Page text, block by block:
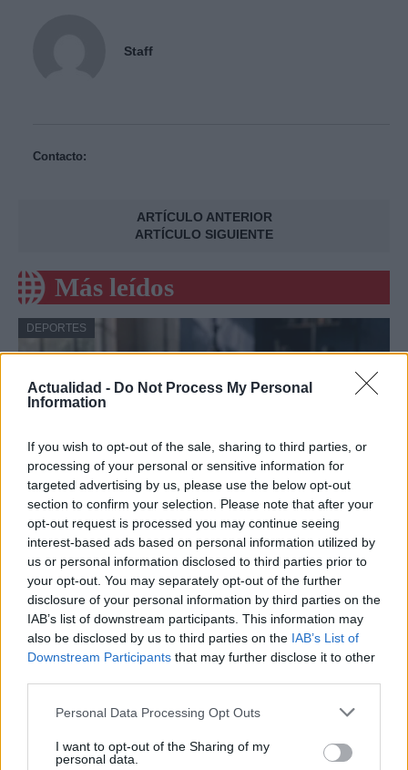
Actualidad - Do Not Process My Personal
Information
If you wish to opt-out of the sale, sharing to third parties, or
processing of your personal or sensitive information for
targeted advertising by us, please use the below opt-out
section to confirm your selection. Please note that after your
opt-out request is processed you may continue seeing
interest-based ads based on personal information utilized by
us or personal information disclosed to third parties prior to
your opt-out. You may separately opt-out of the further
disclosure of your personal information by third parties on the
IAB’s list of downstream participants. This information may
also be disclosed by us to third parties on the IAB’s List of
Downstream Participants that may further disclose it to other
Please note that this website/app uses one or more Google
not limited to your visit or usage behaviour. You may click to
grant or deny consent to Google and its third-party tags to
Personal Data Processing Opt Outs
I want to opt-out of the Sharing of my
personal data.
Staff
Contacto:
ARTÍCULO ANTERIOR
ARTÍCULO SIGUIENTE
Más leídos
DEPORTES
VAR en el fútbol: cuándo interviene, qué
revisa y qué no
El VAR ha revolucionado el fútbol. Descubre cómo…
DEPORTES